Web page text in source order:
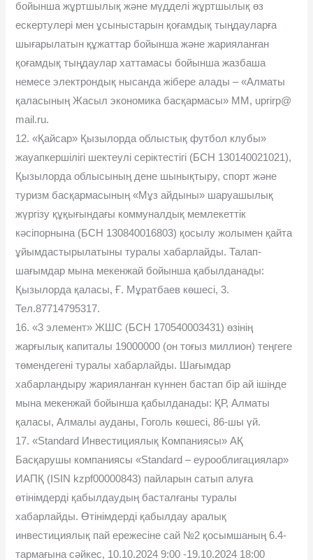
бойынша жұртшылық және мүдделі жұртшылық өз
ескертулері мен ұсыныстарын қоғамдық тыңдауларға
шығарылатын құжаттар бойынша және жарияланған
қоғамдық тыңдаулар хаттамасы бойынша жазбаша
немесе электрондық нысанда жібере алады – «Алматы
қаласының Жасыл экономика басқармасы» ММ, uprirp@
mail.ru.
12. «Қайсар» Қызылорда облыстық футбол клубы»
жауапкершілігі шектеулі серіктестігі (БСН 130140021021),
Қызылорда облысының дене шынықтыру, спорт және
туризм басқармасының «Мұз айдыны» шаруашылық
жүргізу құқығындағы коммуналдық мемлекеттік
кәсіпорнына (БСН 130840016803) қосылу жолымен қайта
ұйымдастырылатыны туралы хабарлайды. Талап-
шағымдар мына мекенжай бойынша қабылданады:
Қызылорда қаласы, Ғ. Мұратбаев көшесі, 3.
Тел.87714795317.
16. «3 элемент» ЖШС (БСН 170540003431) өзінің
жарғылық капиталы 19000000 (он тоғыз миллион) теңгеге
төмендегені туралы хабарлайды. Шағымдар
хабарландыру жарияланған күннен бастап бір ай ішінде
мына мекенжай бойынша қабылданады: ҚР, Алматы
қаласы, Алмалы ауданы, Гоголь көшесі, 86-шы үй.
17. «Standard Инвестициялық Компаниясы» АҚ
Басқарушы компаниясы «Standard – еурооблигациялар»
ИАПҚ (ISIN kzpf00000843) пайларын сатып алуға
өтінімдерді қабылдаудың басталғаны туралы
хабарлайды. Өтінімдерді қабылдау аралық
инвестициялық пай ережесіне сай №2 қосымшаның 6.4-
тармағына сәйкес, 10.10.2024 9:00 -19.10.2024 18:00